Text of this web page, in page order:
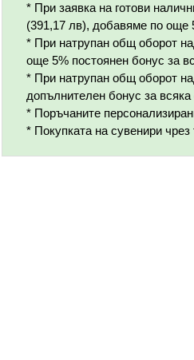
* При заявка на готови
(391,17 лв), добавяме по още
* При натрупан общ оборот
още 5% постоянен бонус за
* При натрупан общ оборот
допълнителен бонус за
* Поръчаните
* Покупката на сувенири